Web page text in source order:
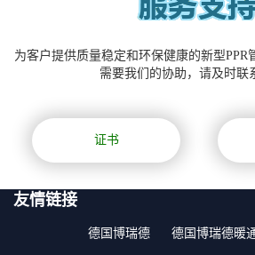
定...
为客户提供质量稳定和环保健康的新型PPR
需要我们的协助，请及时联
证书
友情链接
德国博瑞德 德国博瑞德暖